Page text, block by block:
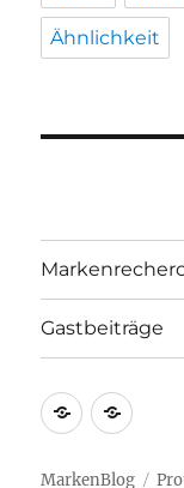
Ähnlichkeit
Gastbeiträge
MarkenBlog